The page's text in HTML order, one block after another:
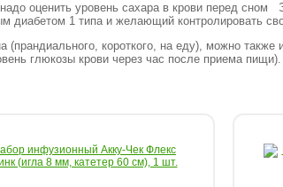
оценить уровень сахара в крови перед сном
диабетом 1 типа и желающий контролировать
короткого, на еду), можно
глюкозы крови через час после приема пищи).